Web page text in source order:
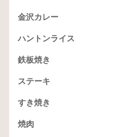
金沢カレー
ハントンライス
鉄板焼き
ステーキ
すき焼き
焼肉